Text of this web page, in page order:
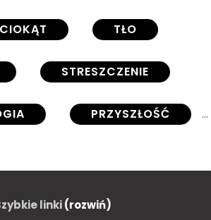
TŁO
STRESZCZENIE
PRZYSZŁOŚĆ
CZARNY
linki(rozwiń)